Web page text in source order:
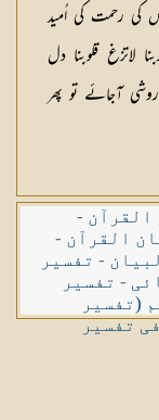
کی رحمت کی اُمید
لاتزغ قلوبنا دل
آجائے تو پھر
القرآن -
القرآن -
- تفسیر
- تفسیر
(تفسیر
تفسیر